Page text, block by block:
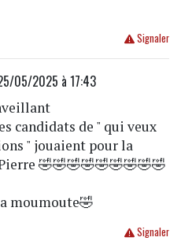
Signaler
05/2025 à 17:43
candidats de " qui veux
" jouaient pour la
🤣🤣🤣🤣🤣🤣🤣🤣🤣
moumoute🤣
Signaler